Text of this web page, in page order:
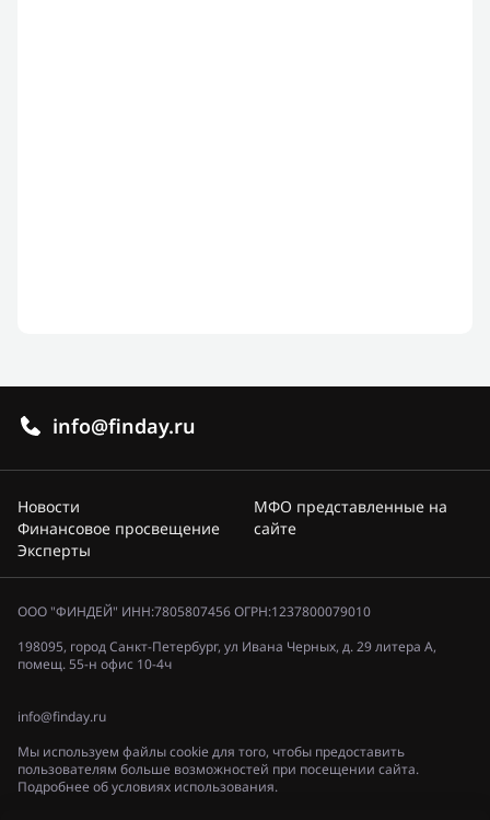
info@finday.ru
Новости
Финансовое просвещение
Эксперты
МФО представленные на
сайте
ООО "ФИНДЕЙ" ИНН:7805807456 ОГРН:1237800079010
198095, город Санкт-Петербург, ул Ивана Черных, д. 29 литера А,
помещ. 55-н офис 10-4ч
info@finday.ru
Мы используем файлы cookie для того, чтобы предоставить
пользователям больше возможностей при посещении сайта.
Подробнее об условиях использования.